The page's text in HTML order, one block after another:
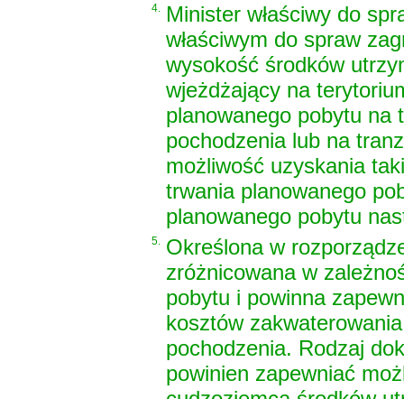
4. Minister właściwy do
właściwym do spraw
wysokość środków
wjeżdżający na
planowanego pobytu na
pochodzenia lub na
możliwość uzyskania
trwania planowanego
planowanego pobytu
5. Określona w
zróżnicowana w
pobytu i powinna
kosztów
pochodzenia. Rodzaj
powinien zapewniać